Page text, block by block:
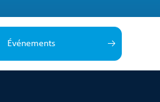
Événements